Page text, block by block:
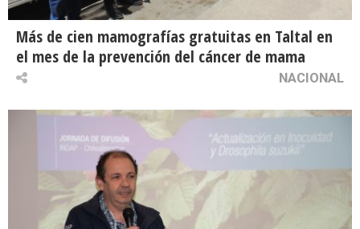
Más de cien mamografías gratuitas en Taltal en
el mes de la prevención del cáncer de mama
NACIONAL